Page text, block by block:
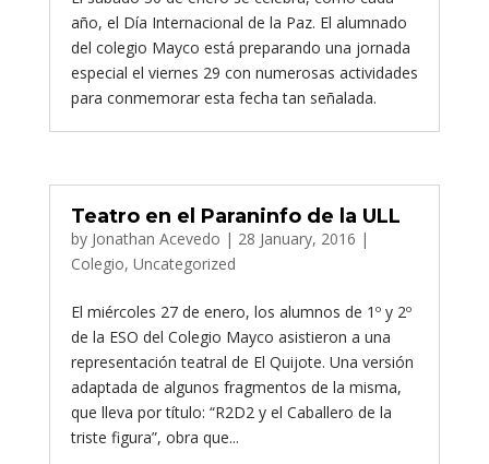
año, el Día Internacional de la Paz. El alumnado
del colegio Mayco está preparando una jornada
especial el viernes 29 con numerosas actividades
para conmemorar esta fecha tan señalada.
Teatro en el Paraninfo de la ULL
by Jonathan Acevedo | 28 January, 2016 |
Colegio, Uncategorized
El miércoles 27 de enero, los alumnos de 1º y 2º
de la ESO del Colegio Mayco asistieron a una
representación teatral de El Quijote. Una versión
adaptada de algunos fragmentos de la misma,
que lleva por título: “R2D2 y el Caballero de la
triste figura”, obra que...